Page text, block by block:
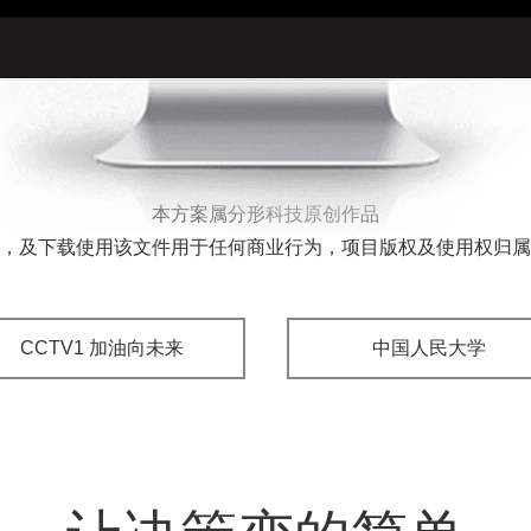
本方案属分形科技原创作品
及下载使用该文件用于任何商业行为，项目版权及使用权归
CCTV1 加油向未来 中国人民大学